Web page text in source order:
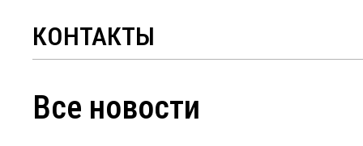
КОНТАКТЫ
Все новости